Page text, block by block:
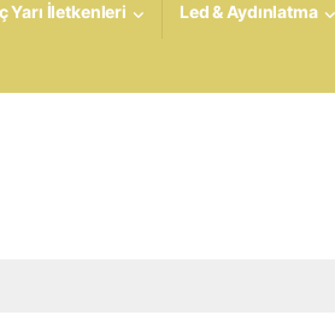
Yarı İletkenleri Led & Aydınlatma